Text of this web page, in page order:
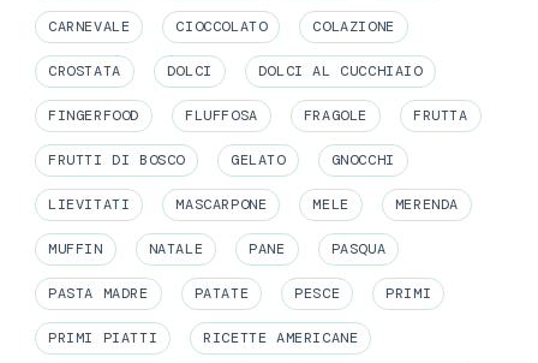
CARNEVALE CIOCCOLATO COLAZIONE
CROSTATA DOLCI DOLCI AL CUCCHIAIO
FINGERFOOD FLUFFOSA FRAGOLE FRUTTA
FRUTTI DI BOSCO GELATO GNOCCHI
LIEVITATI MASCARPONE MELE MERENDA
MUFFIN NATALE PANE PASQUA
PASTA MADRE PATATE PESCE PRIMI
PRIMI PIATTI RICETTE AMERICANE